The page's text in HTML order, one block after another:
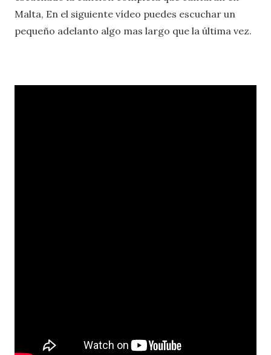
Malta, En el siguiente vídeo puedes escuchar un
pequeño adelanto algo mas largo que la última vez.